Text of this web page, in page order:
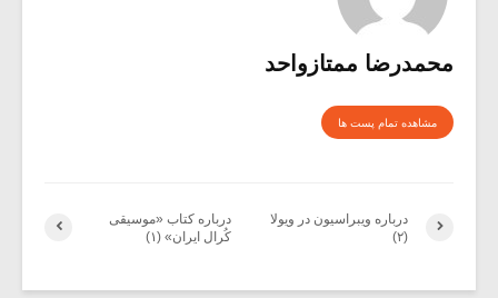
محمدرضا ممتازواحد
مشاهده تمام پست ها
درباره کتاب «موسیقی
کُرال ایران» (۱)
درباره ویبراسیون در ویولا
(۲)